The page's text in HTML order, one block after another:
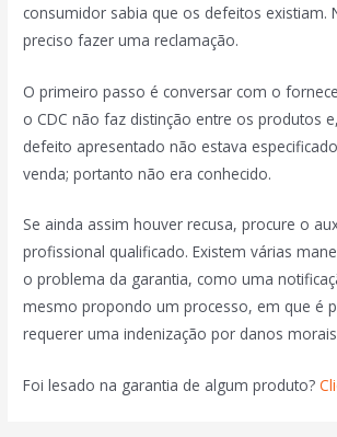
consumidor sabia que os defeitos existiam.
preciso fazer uma reclamação.
O primeiro passo é conversar com o
o CDC não faz distinção entre os produtos
defeito apresentado não estava
venda; portanto não era conhecido.
Se ainda assim houver recusa, procure o
profissional qualificado. Existem várias
o problema da garantia, como uma
mesmo propondo um processo, em que é
requerer uma indenização por danos
Foi lesado na garantia de algum produto?